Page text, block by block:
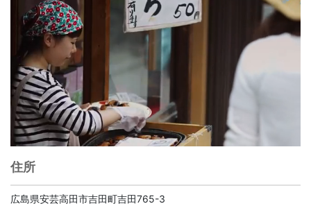
住所
広島県安芸高田市吉田町吉田765-3